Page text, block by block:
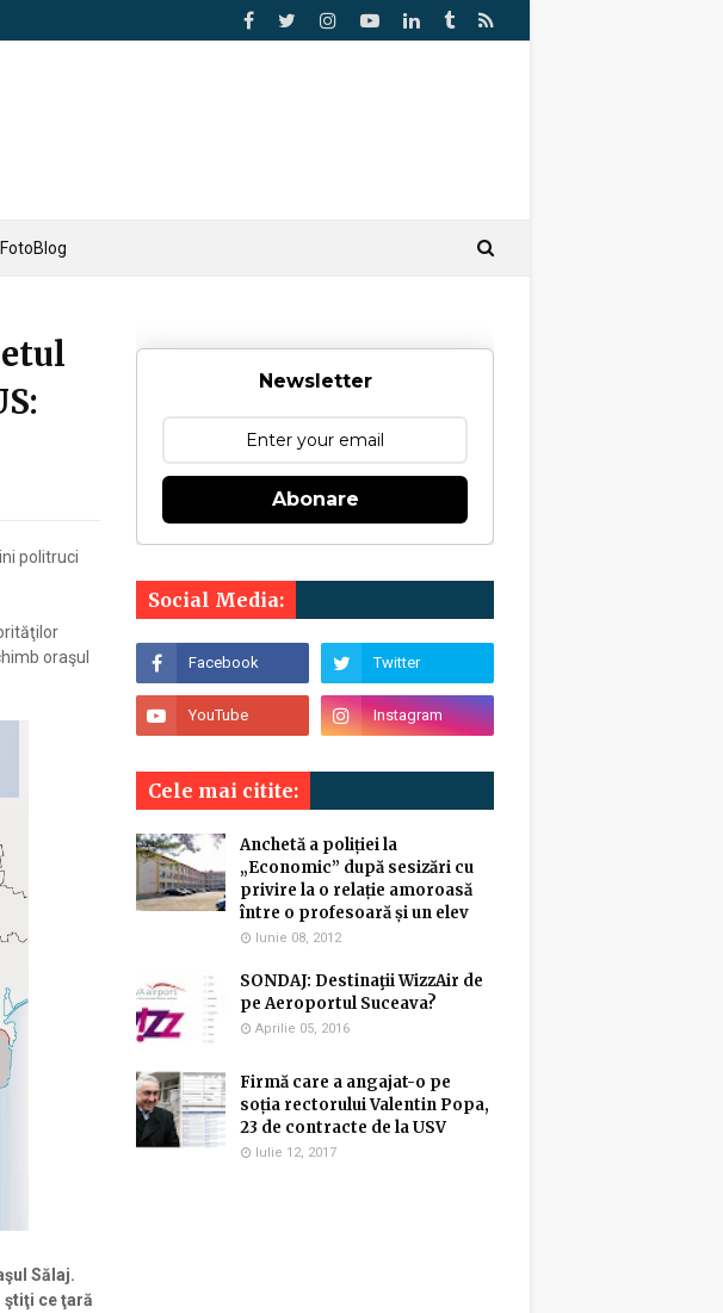
FotoBlog
politruci
oraşul
Sălaj.
ştiţi ce ţară
Newsletter
Abonare
Social Media:
Cele mai citite:
Anchetă a poliției la
„Economic” după sesizări cu
privire la o relație amoroasă
între o profesoară și un elev
Iunie 08, 2012
SONDAJ: Destinaţii WizzAir de
pe Aeroportul Suceava?
Aprilie 05, 2016
Firmă care a angajat-o pe
soția rectorului Valentin Popa,
23 de contracte de la USV
Iulie 12, 2017